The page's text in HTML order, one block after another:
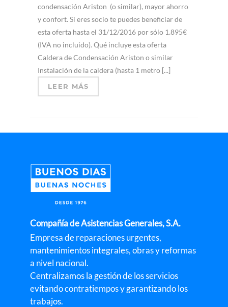
condensación Ariston (o similar), mayor ahorro
y confort. Si eres socio te puedes beneficiar de
esta oferta hasta el 31/12/2016 por sólo 1.895€
(IVA no incluido). Qué incluye esta oferta
Caldera de Condensación Ariston o similar
Instalación de la caldera (hasta 1 metro [...]
LEER MÁS
Compañía de Asistencias Generales, S.A.
Empresa de reparaciones urgentes,
mantenimientos integrales, obras y reformas
a nivel nacional.
Centralizamos la gestión de los servicios
evitando contratiempos y garantizando los
trabajos.